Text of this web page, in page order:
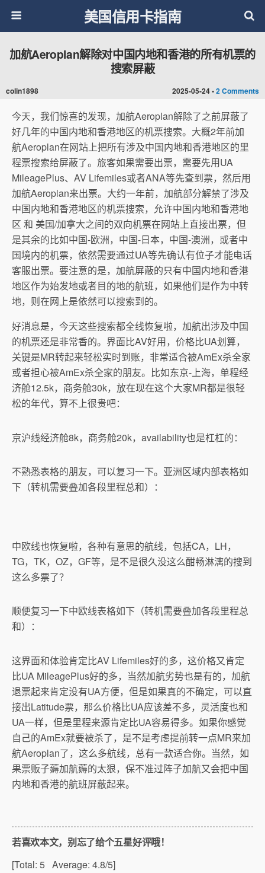
美国信用卡指南
2025-05-24 •2 Comments
加航Aeroplan解除对中国内地和香港的所有机票的
搜索屏蔽
colin1898
今天，我们惊喜的发现，加航Aeroplan解除了之前屏蔽了
好几年的中国内地和香港地区的机票搜索。大概2年前加
航Aeroplan在网站上把所有涉及中国内地和香港地区的里
程票搜索给屏蔽了。旅客如果需要出票，需要先用UA
MileagePlus、AV Lifemiles或者ANA等先查到票，然后用
加航Aeroplan来出票。大约一年前，加航部分解禁了涉及
中国内地和香港地区的机票搜索，允许中国内地和香港地
区 和 美国/加拿大之间的双向机票在网站上直接出票，但
是其余的比如中国-欧洲，中国-日本，中国-澳洲，或者中
国境内的机票，依然需要通过UA等先确认有位子才能电话
客服出票。要注意的是，加航屏蔽的只有中国内地和香港
地区作为始发地或者目的地的航班，如果他们是作为中转
地，则在网上是依然可以搜索到的。
好消息是，今天这些搜索都全线恢复啦，加航出涉及中国
的机票还是非常香的。界面比AV好用，价格比UA划算，
关键是MR转起来轻松实时到账，非常适合被AmEx杀全家
或者担心被AmEx杀全家的朋友。比如东京-上海，单程经
济舱12.5k，商务舱30k，放在现在这个大家MR都是很轻
松的年代，算不上很贵吧：
京沪线经济舱8k，商务舱20k，availability也是杠杠的：
不熟悉表格的朋友，可以复习一下。亚洲区域内部表格如
下（转机需要叠加各段里程总和）：
中欧线也恢复啦，各种有意思的航线，包括CA，LH，
TG，TK，OZ，GF等，是不是很久没这么酣畅淋漓的搜到
这么多票了？
顺便复习一下中欧线表格如下（转机需要叠加各段里程总
和）：
这界面和体验肯定比AV Lifemiles好的多，这价格又肯定
比UA MileagePlus好的多，当然加航劣势也是有的，加航
退票起来肯定没有UA方便，但是如果真的不确定，可以直
接出Latitude票，那么价格比UA应该差不多，灵活度也和
UA一样，但是里程来源肯定比UA容易得多。如果你感觉
自己的AmEx就要被杀了，是不是考虑提前转一点MR来加
航Aeroplan了，这么多航线，总有一款适合你。当然，如
果票贩子薅加航薅的太狠，保不准过阵子加航又会把中国
内地和香港的航班屏蔽起来。
若喜欢本文，别忘了给个五星好评哦！
[Total: 5 Average: 4.8/5]